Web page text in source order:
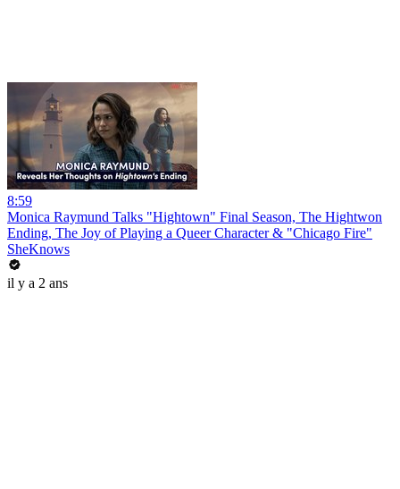
8:59
Monica Raymund Talks "Hightown" Final Season, The Hightwon
Ending, The Joy of Playing a Queer Character & "Chicago Fire"
SheKnows
il y a 2 ans